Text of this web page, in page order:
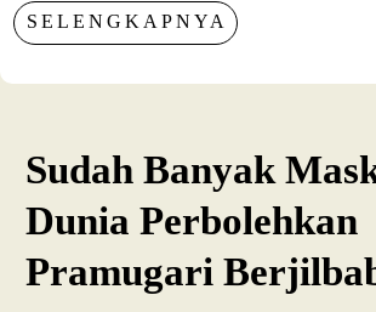
SELENGKAPNYA
Sudah Banyak
Dunia Perbolehkan
Pramugari